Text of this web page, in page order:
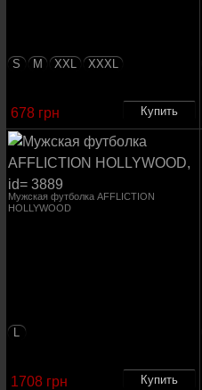
S M XXL XXXL
678 грн
Мужская футболка AFFLICTION
HOLLYWOOD
L
1708 грн